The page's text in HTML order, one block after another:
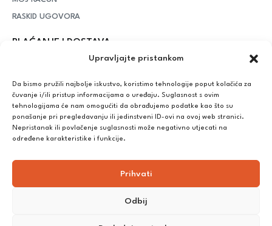
Upravljajte pristankom
Da bismo pružili najbolje iskustvo, koristimo tehnologije poput kolačića za
čuvanje i/ili pristup informacijama o uređaju. Suglasnost s ovim
tehnologijama će nam omogućiti da obrađujemo podatke kao što su
ponašanje pri pregledavanju ili jedinstveni ID-ovi na ovoj web stranici.
Nepristanak ili povlačenje suglasnosti može negativno utjecati na
određene karakteristike i funkcije.
Prihvati
Odbij
RASKID UGOVORA
PLAĆANJE I DOSTAVA
– iznad potrošenih 55 eura dostava je
Plaćanje:
Bankovna transakcija, plaćanje prilikom preuzimanja, CorvusPay